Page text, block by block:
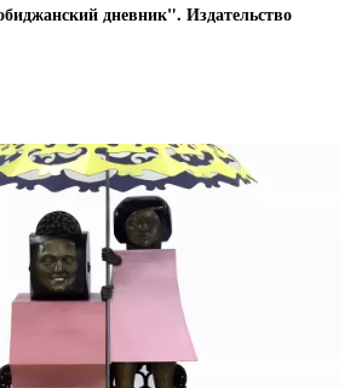
дневник". Издательство